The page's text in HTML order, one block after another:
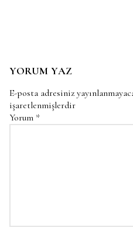
YORUM YAZ
E-posta adresiniz
işaretlenmişlerdir
Yorum *